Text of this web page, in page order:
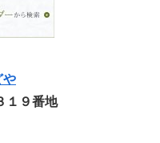
や
１９番地